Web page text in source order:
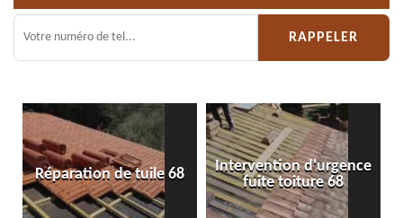
Réparation de tuile 68
Intervention d'urgence
fuite toiture 68